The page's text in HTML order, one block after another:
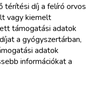
térítési díj a felíró orvos
vagy kiemelt
támogatási adatok
a gyógyszertárban,
adatok
információkat a